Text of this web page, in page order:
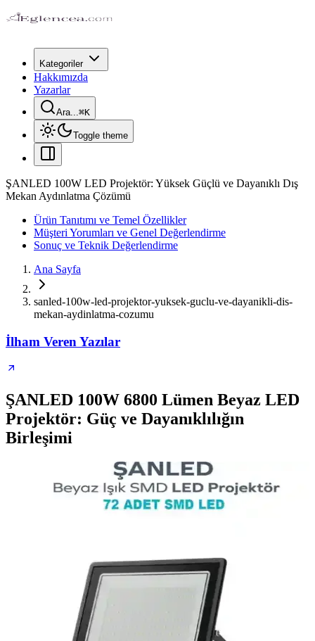
Kategoriler
Hakkımızda
Yazarlar
Ara...⌘K
Toggle theme
ŞANLED 100W LED Projektör: Yüksek Güçlü ve Dayanıklı Dış
Mekan Aydınlatma Çözümü
Ürün Tanıtımı ve Temel Özellikler
Müşteri Yorumları ve Genel Değerlendirme
Sonuç ve Teknik Değerlendirme
Ana Sayfa
sanled-100w-led-projektor-yuksek-guclu-ve-dayanikli-dis-
mekan-aydinlatma-cozumu
İlham Veren Yazılar
ŞANLED 100W 6800 Lümen Beyaz LED
Projektör: Güç ve Dayanıklılığın
Birleşimi